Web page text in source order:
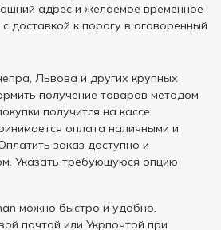
адрес и желаемое временное
доставкой к порогу в оговоренный
Львова и других крупных
получение товаров методом
получится на кассе
оплата наличными и
заказ доступно и
Указать требующуюся опцию
можно быстро и удобно.
почтой или Укрпочтой при